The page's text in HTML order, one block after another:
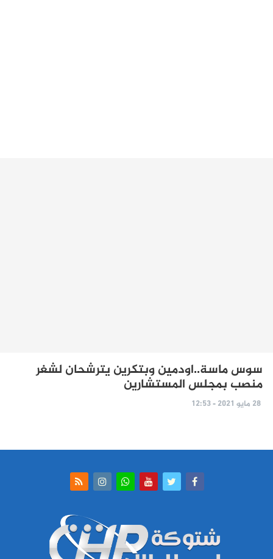
سوس ماسة..اودمين وبتكرين يترشحان لشغر
منصب بمجلس المستشارين
28 مايو 2021 - 12:53